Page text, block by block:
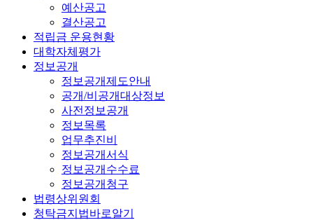
예산공고
결산공고
적립금 운용현황
대학자체평가
정보공개
정보공개제도안내
공개/비공개대상정보
사전정보공개
정보목록
업무추진비
정보공개서식
정보공개수수료
정보공개청구
법령상위원회
청탁금지법바로알기